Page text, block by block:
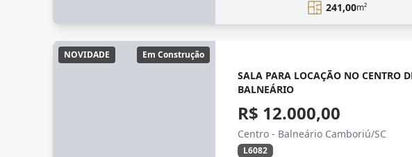
241,00m²
NOVIDADE Em Construção
SALA PARA LOCAÇÃO NO CENTRO
BALNEÁRIO
R$ 12.000,00
Centro - Balneário Camboriú/SC
L6082